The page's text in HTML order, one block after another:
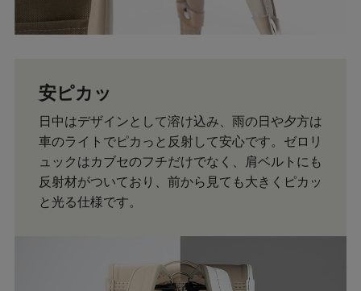
安ピカッ
日中はデザインとして溶け込み、雨の日や夕方は
車のライトでピカっと反射して安心です。ゼロリ
ュックはカブセのフチだけでなく、肩ベルトにも
反射材がついており、前から見ても大きくピカッ
と光る仕様です。